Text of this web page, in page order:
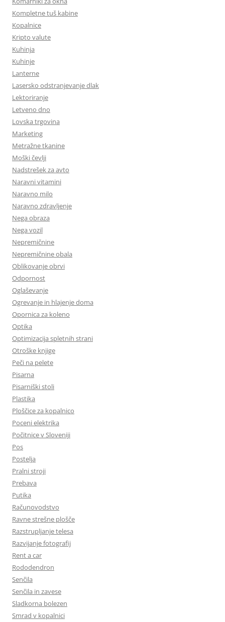
Kompletne tuš kabine
Kopalnice
Kripto valute
Kuhinja
Kuhinje
Lanterne
Lasersko odstranjevanje dlak
Lektoriranje
Letveno dno
Lovska trgovina
Marketing
Metražne tkanine
Moški čevlji
Nadstrešek za avto
Naravni vitamini
Naravno milo
Naravno zdravljenje
Nega obraza
Nega vozil
Nepremičnine
Nepremičnine obala
Oblikovanje obrvi
Odpornost
Oglaševanje
Ogrevanje in hlajenje doma
Opornica za koleno
Optika
Optimizacija spletnih strani
Otroške knjige
Peči na pelete
Pisarna
Pisarniški stoli
Plastika
Ploščice za kopalnico
Poceni elektrika
Počitnice v Sloveniji
Pos
Postelja
Pralni stroji
Prebava
Putika
Računovodstvo
Ravne strešne plošče
Razstrupljanje telesa
Razvijanje fotografij
Rent a car
Rododendron
Senčila
Senčila in zavese
Sladkorna bolezen
Smrad v kopalnici